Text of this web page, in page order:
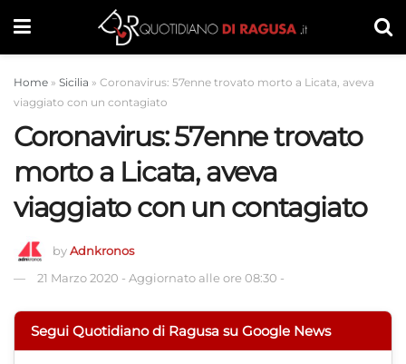
Home » Sicilia » Coronavirus: 57enne trovato morto a Licata, aveva
viaggiato con un contagiato
Coronavirus: 57enne trovato
morto a Licata, aveva
viaggiato con un contagiato
byAdnkronos
21 Marzo 2020 - Aggiornato alle ore 08:30 -
Segui Quotidiano di Ragusa su Google News